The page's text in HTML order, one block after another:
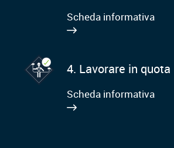
Scheda informativa
4. Lavorare in quota
Scheda informativa